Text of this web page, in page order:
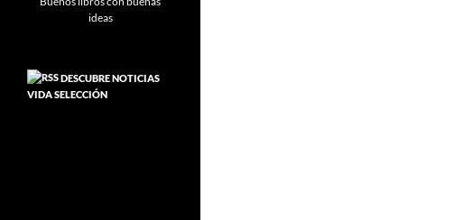
DESCUBRE NOTICIAS
VIDA SELECCIÓN